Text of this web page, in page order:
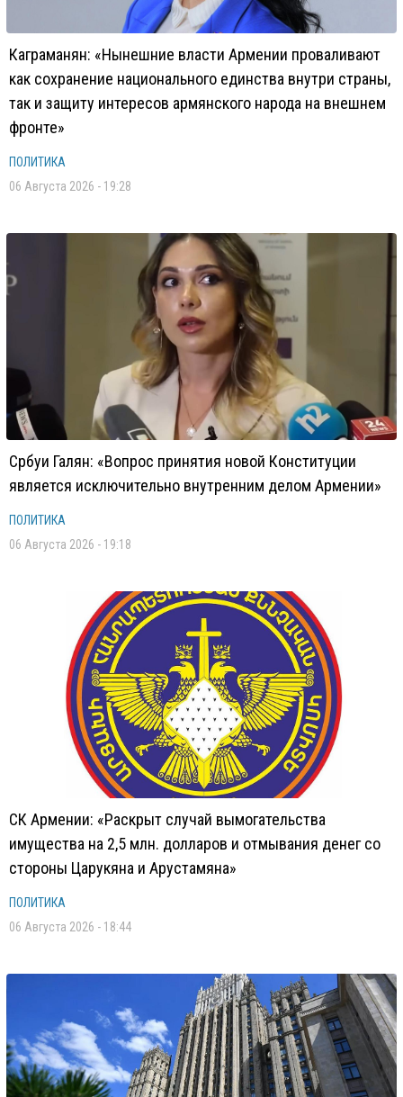
Каграманян: «Нынешние власти Армении проваливают
как сохранение национального единства внутри страны,
так и защиту интересов армянского народа на внешнем
фронте»
ПОЛИТИКА
06 Августа 2026 - 19:28
Србуи Галян: «Вопрос принятия новой Конституции
является исключительно внутренним делом Армении»
ПОЛИТИКА
06 Августа 2026 - 19:18
СК Армении: «Раскрыт случай вымогательства
имущества на 2,5 млн. долларов и отмывания денег со
стороны Царукяна и Арустамяна»
ПОЛИТИКА
06 Августа 2026 - 18:44